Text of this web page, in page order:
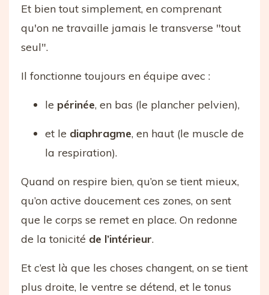
Et bien tout simplement, en comprenant
qu'on ne travaille jamais le transverse "tout
seul".
Il fonctionne toujours en équipe avec :
le périnée, en bas (le plancher pelvien),
et le diaphragme, en haut (le muscle de
la respiration).
Quand on respire bien, qu’on se tient mieux,
qu’on active doucement ces zones, on sent
que le corps se remet en place. On redonne
de la tonicité de l’intérieur.
Et c’est là que les choses changent, on se tient
plus droite, le ventre se détend, et le tonus